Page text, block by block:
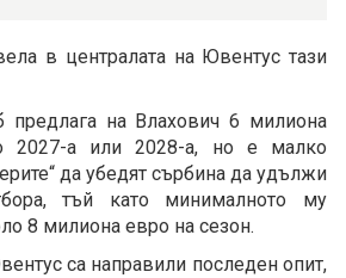
в централата на Ювентус тази
предлага на Влахович 6 милиона
2027-а или 2028-а, но е малко
да убедят сърбина да удължи
тъй като минималното му
8 милиона евро на сезон.
са направили последен опит,